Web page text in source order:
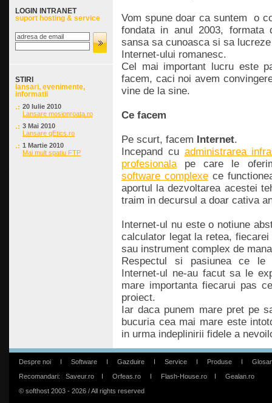
LOGIN INTRANET
suport hosting & service
STIRI
lansari, evenimente,
informatii
20 Iulie 2010
Lansare mosionroata.ro
3 Mai 2010
Lansare qEtics.ro
1 Martie 2010
Mai mult spatiu FTP
Vom spune doar ca suntem o
fondata in anul 2003,
sansa sa cunoasca si sa
Internet-ului romanesc.
Cel mai important lucru este
facem, caci noi avem
vine de la sine.
Ce facem
Pe scurt, facem Internet.
Incepand cu administrarea
profesionalape care le
software complexece
aportul la dezvoltarea acestei
traim in decursul a doar cativa
Internet-ul nu este o notiune
calculator legat la retea,
sau instrument complex de
Respectul si pasiunea ce le
Internet-ul ne-au facut sa le
mare importanta fiecarui pas
proiect.
Iar daca punem mare pret pe
bucuria cea mai mare este
in urma indeplinirii fidele a
Despre noi I Software I Gazduire I Service I Produse I
Glosar
Recomandari: Saveur.ro I Orfeas.ro I Flash-House.ro I
Gealan.ro
© softhost 2003 - 2026 / All rights reserved